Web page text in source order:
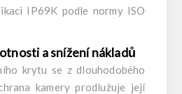
IP69K podle normy ISO
a snížení nákladů
krytu se z dlouhodobého
kamery prodlužuje její